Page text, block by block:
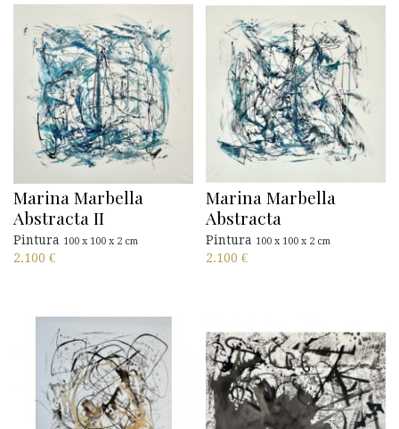
Marina Marbella
Abstracta II
Pintura 100 x 100 x 2 cm
2.100 €
Marina Marbella
Abstracta
Pintura 100 x 100 x 2 cm
2.100 €